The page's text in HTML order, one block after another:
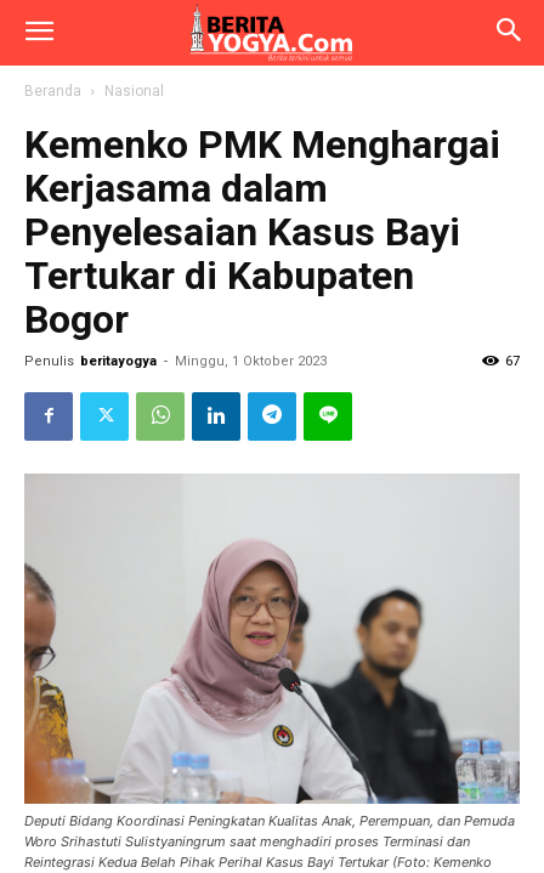
Beranda Nasional
Kemenko PMK Menghargai
Kerjasama dalam
Penyelesaian Kasus Bayi
Tertukar di Kabupaten
Bogor
Penulis beritayogya - Minggu, 1 Oktober 2023 67
Deputi Bidang Koordinasi Peningkatan Kualitas Anak, Perempuan, dan Pemuda
Woro Srihastuti Sulistyaningrum saat menghadiri proses Terminasi dan
Reintegrasi Kedua Belah Pihak Perihal Kasus Bayi Tertukar (Foto: Kemenko